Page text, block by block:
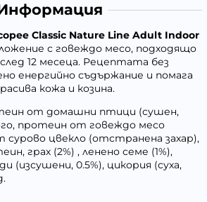
Classic Nature Line Adult Indoor
с говеждо месо, подходящо
12 месеца. Рецептата без
енергийно съдържание и помага
кожа и козина.
от домашни птици (сушен,
протеин от говеждо месо
суровo цвекло (отстранена захар),
грах (2%) , ленено семе (1%),
(изсушени, 0.5%), цикория (суха,